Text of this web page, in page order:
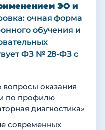
ЭО и
очная форма
обучения и
ФЗ № 28-ФЗ с
вопросы оказания
по профилю
диагностика»
современных